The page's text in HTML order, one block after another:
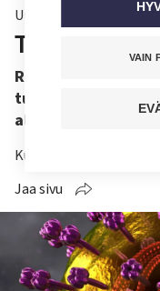
Uutinen
Tuhkarokko
Romaniassa ja
alueelliset
Kuuntele juttu
Jaa sivu
VAIN